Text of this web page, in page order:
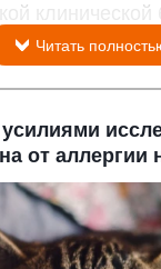
клинической
Читать
от аллергии